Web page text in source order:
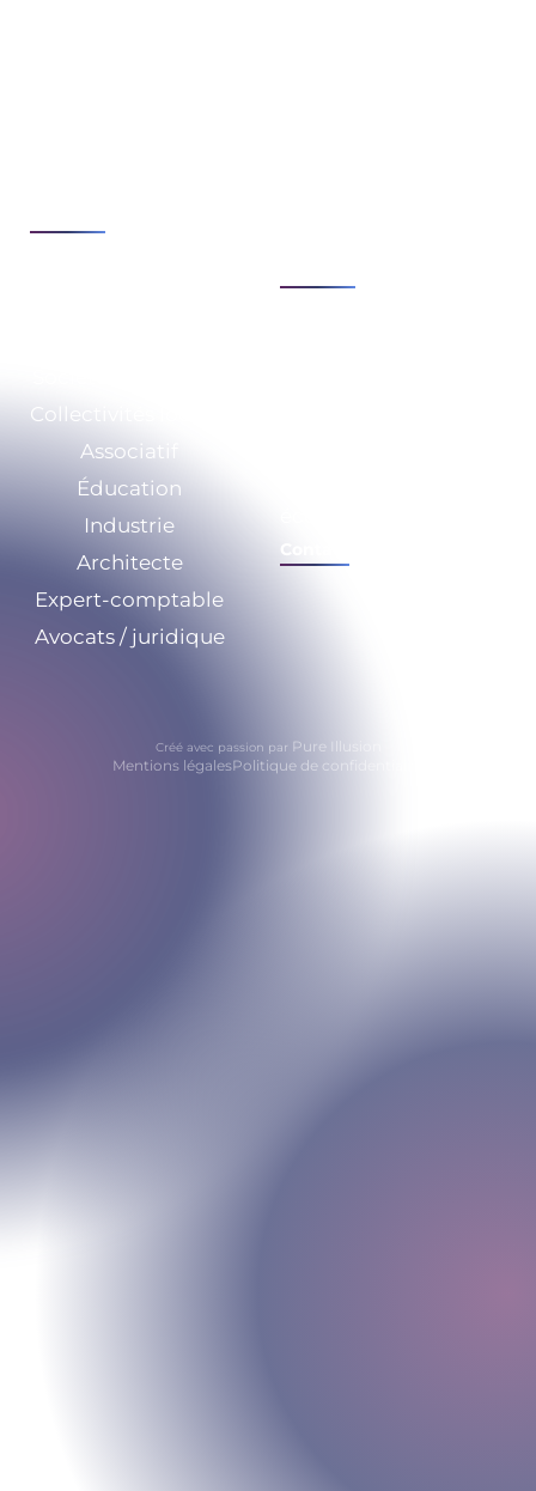
Collectivités locales
Associatif
Éducation
Industrie
Architecte
Expert-comptable
Avocats / juridique
Contact
Créé avec passion par Pure Illusion
Mentions légalesPolitique de confidentialité